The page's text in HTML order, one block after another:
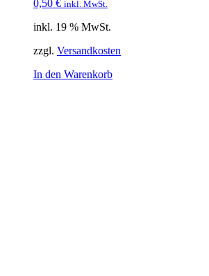
0,50 € inkl. MwSt.
inkl. 19 % MwSt.
zzgl. Versandkosten
In den Warenkorb